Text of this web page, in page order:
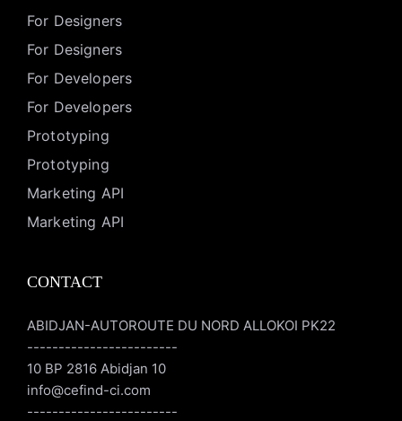
For Designers
For Designers
For Developers
For Developers
Prototyping
Prototyping
Marketing API
Marketing API
CONTACT
ABIDJAN-AUTOROUTE DU NORD ALLOKOI PK22
------------------------
10 BP 2816 Abidjan 10
info@cefind-ci.com
------------------------